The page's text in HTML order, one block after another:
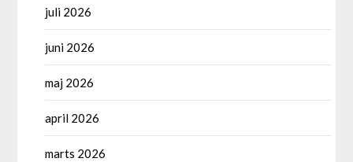
juli 2026
juni 2026
maj 2026
april 2026
marts 2026